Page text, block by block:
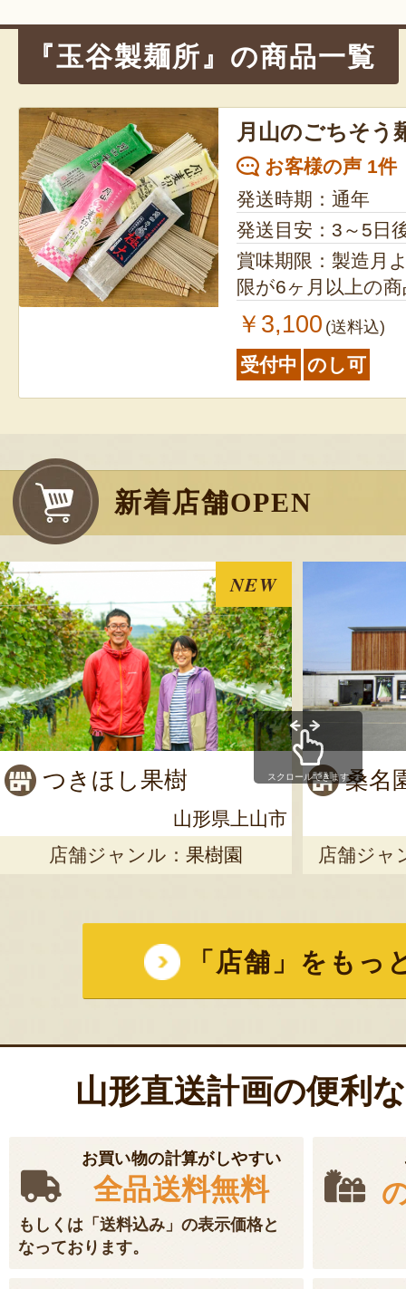
『玉谷製麺所』の商品一覧
月山のごちそう
お客様の声 1件
発送時期：通年
発送目安：3～5日
賞味期限：製造月より
限が6ヶ月以上の
￥3,100 (送料込)
受付中 のし可
新着店舗OPEN
NEW
つきほし果樹
山形県上山市
店舗ジャンル： 果樹園
桑名
店舗ジャ
スクロールできます
「店舗」をもっ
山形直送計画の便利
お買い物の計算がしやすい
全品送料無料
もしくは「送料込み」の表示価格と
なっております。